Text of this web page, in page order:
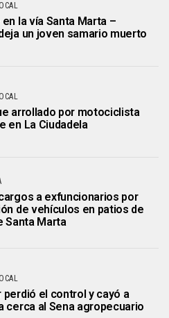
la vía Santa Marta –
un joven samario muerto
arrollado por motociclista
en La Ciudadela
a exfuncionarios por
de vehículos en patios de
Santa Marta
perdió el control y cayó a
cerca al Sena agropecuario